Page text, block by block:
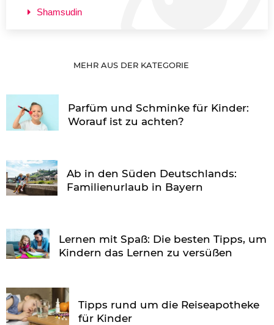
Shamsudin
MEHR AUS DER KATEGORIE
Parfüm und Schminke für Kinder:
Worauf ist zu achten?
Ab in den Süden Deutschlands:
Familienurlaub in Bayern
Lernen mit Spaß: Die besten Tipps, um
Kindern das Lernen zu versüßen
Tipps rund um die Reiseapotheke
für Kinder